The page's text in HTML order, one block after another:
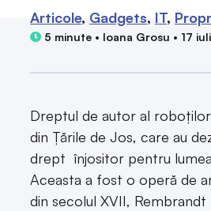
Articole Gadgets IT
5 minute • Ioana Grosu • 17
Dreptul de autor al
din Țările de Jos, care au
drept înjositor pentru
Aceasta a fost o operă de
din secolul XVII,